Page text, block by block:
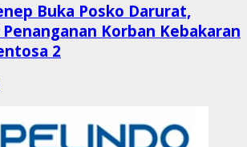
Buka Posko Darurat,
Korban Kebakaran
2